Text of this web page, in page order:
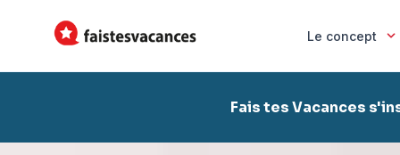
Le concept
Fais tes Vacances